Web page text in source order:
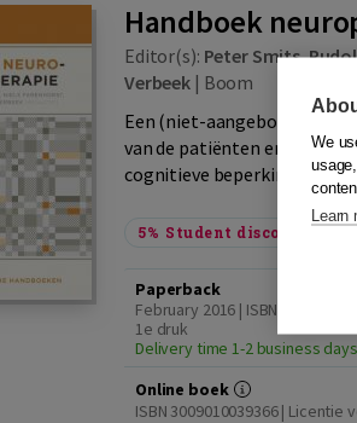
Handboek
Editor(s): Peter Smits,
Verbeek | Boom
Een (niet-aangeboren)
van de patiënten en hun
cognitieve beperkingen of
5% Student discount
Paperback
February 2016 | ISBN
1e druk
Delivery time 1-2 business days
Online boek
ISBN 3009010039366 | Licentie
We
Learn